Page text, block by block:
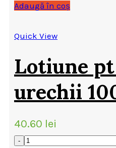
Adaugă în coș
Quick View
Lotiune
urechii
40.60 lei